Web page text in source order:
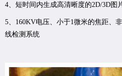
4、短时间内生成高清晰度的2D/3D图
5、160KV电压、小于1微米的焦距、
线检测系统